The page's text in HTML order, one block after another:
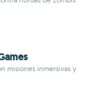
misiones inmersivas y